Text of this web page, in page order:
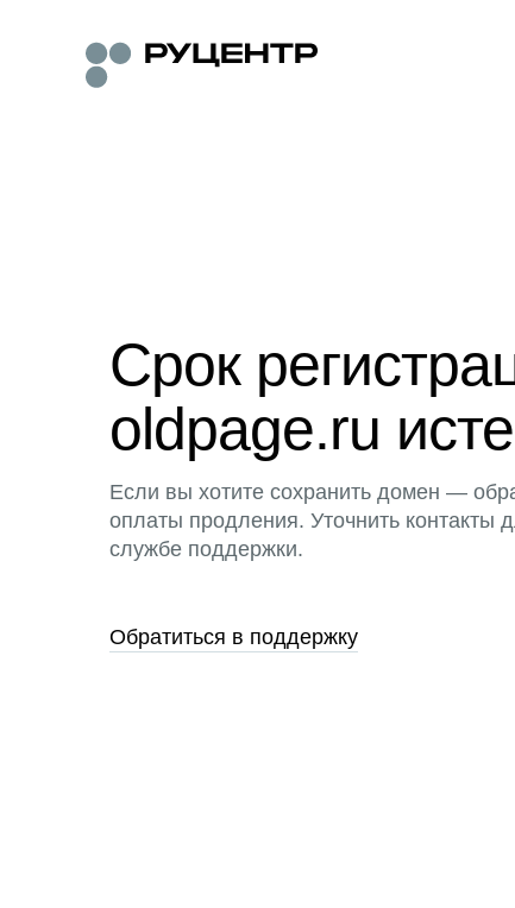
Срок
oldpage.ru
Если вы хотите сохранить домен —
оплаты продления. Уточнить контакты
службе поддержки.
Обратиться в поддержку